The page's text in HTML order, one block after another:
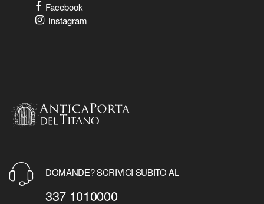
Facebook
Instagram
DOMANDE? SCRIVICI SUBITO AL
337 1010000